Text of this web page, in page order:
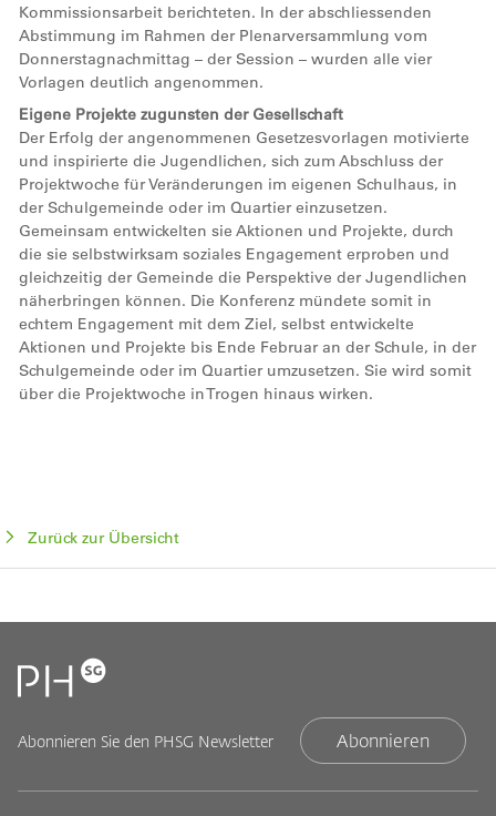
Kommissionsarbeit berichteten. In der abschliessenden
Abstimmung im Rahmen der Plenarversammlung vom
Donnerstagnachmittag – der Session – wurden alle vier
Vorlagen deutlich angenommen.
Eigene Projekte zugunsten der Gesellschaft
Der Erfolg der angenommenen Gesetzesvorlagen motivierte
und inspirierte die Jugendlichen, sich zum Abschluss der
Projektwoche für Veränderungen im eigenen Schulhaus, in
der Schulgemeinde oder im Quartier einzusetzen.
Gemeinsam entwickelten sie Aktionen und Projekte, durch
die sie selbstwirksam soziales Engagement erproben und
gleichzeitig der Gemeinde die Perspektive der Jugendlichen
näherbringen können. Die Konferenz mündete somit in
echtem Engagement mit dem Ziel, selbst entwickelte
Aktionen und Projekte bis Ende Februar an der Schule, in der
Schulgemeinde oder im Quartier umzusetzen. Sie wird somit
über die Projektwoche in Trogen hinaus wirken.
Zurück zur Übersicht
Abonnieren Sie den PHSG Newsletter Abonnieren